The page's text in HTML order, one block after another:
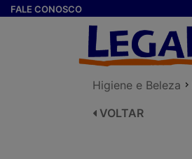
FALE CONOSCO
Higiene e Beleza
VOLTAR